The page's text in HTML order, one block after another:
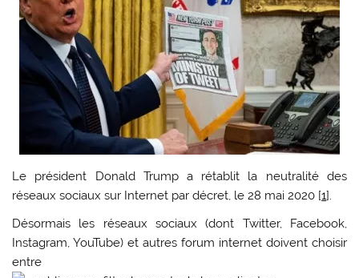
Le président Donald Trump a rétablit la neutralité des
réseaux sociaux sur Internet par décret, le 28 mai 2020 [1].
Désormais les réseaux sociaux (dont Twitter, Facebook,
Instagram, YouTube) et autres forum internet doivent choisir
entre